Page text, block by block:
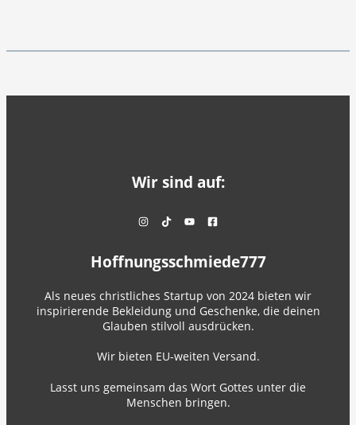
Wir sind auf:
Hoffnungsschmiede777
Als neues christliches Startup von 2024 bieten wir
inspirierende Bekleidung und Geschenke, die deinen
Glauben stilvoll ausdrücken.
Wir bieten EU-weiten Versand.
Lasst uns gemeinsam das Wort Gottes unter die
Menschen bringen.